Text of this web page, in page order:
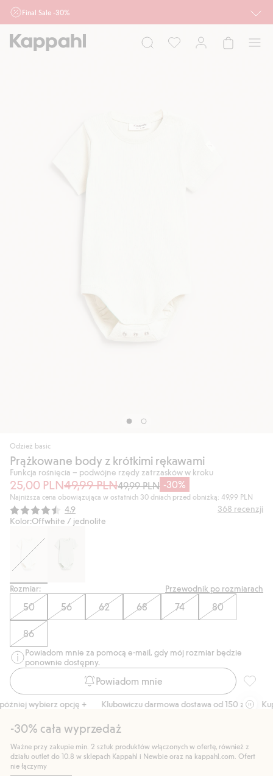
Final Sale -30%
działu outlet do 10.8 w sklepach Kappahl i Newbie oraz na kappahl.com. Ofert
nie łączymy
Odzież basic
Prążkowane body z krótkimi rękawami
Funkcja rośnięcia – podwójne rzędy zatrzasków w kroku
25,00 PLN49,99 PLN49,99 PLN -30%
Najniższa cena obowiązująca w ostatnich 30 dniach przed obniżką: 49,99 PLN
Średnia ocena:
4.9 368 recenzji
Kolor:Offwhite / jednolite
Rozmiar: Przewodnik po rozmiarach
50 56 62 68 74 80
86
Powiadom mnie za pomocą e-mail, gdy mój rozmiar będzie
ponownie dostępny.
Powiadom mnie
wybierz opcję + Klubowiczu darmowa dostawa od 150 zł Kup
-30% cała wyprzedaż
Ważne przy zakupie min. 2 sztuk produktów włączonych w ofertę, również z
działu outlet do 10.8 w sklepach Kappahl i Newbie oraz na kappahl.com. Ofert
nie łączymy